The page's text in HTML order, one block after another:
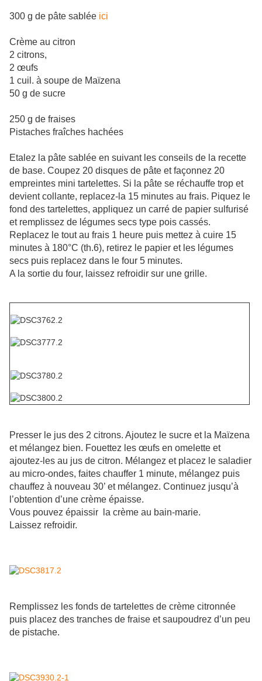
300 g de pâte sablée ici
Crème au citron
2 citrons,
2 œufs
1 cuil. à soupe de Maïzena
50 g de sucre
250 g de fraises
Pistaches fraîches hachées
Etalez la pâte sablée en suivant les conseils de la recette
de base. Coupez 20 disques de pâte et façonnez 20
empreintes mini tartelettes. Si la pâte se réchauffe trop et
devient collante, replacez-la 15 minutes au frais. Piquez le
fond des tartelettes, appliquez un carré de papier sulfurisé
et remplissez de légumes secs type pois cassés.
Replacez le tout au frais 1 heure puis mettez à cuire 15
minutes à 180°C (th.6), retirez le papier et les légumes
secs puis replacez dans le four 5 minutes.
A la sortie du four, laissez refroidir sur une grille.
Presser le jus des 2 citrons. Ajoutez le sucre et la Maïzena
et mélangez bien. Fouettez les œufs en omelette et
ajoutez-les au jus de citron. Mélangez et placez le saladier
au micro-ondes, faites chauffer 1 minute, mélangez puis
chauffez à nouveau 30’ et mélangez. Continuez jusqu’à
l’obtention d’une crème épaisse.
Vous pouvez épaissir la crème au bain-marie.
Laissez refroidir.
Remplissez les fonds de tartelettes de crème citronnée
puis placez des tranches de fraise et saupoudrez d’un peu
de pistache.